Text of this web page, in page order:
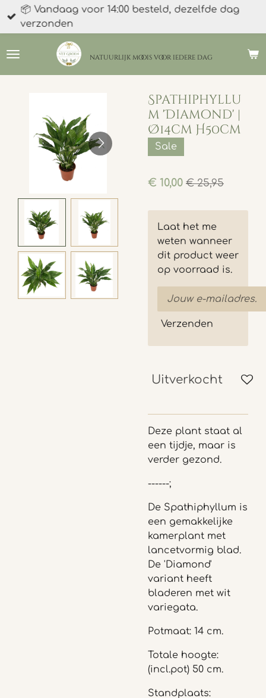
Ga
direct
de
natuurlijk moois voor iedere dag
📦 Vandaag voor 14:00 besteld, dezelfde dag
verzonden
Spathiphyllu
m 'Diamond' |
Ø14cm H50cm
Sale
€ 10,00 € 25,95
Laat het me
weten wanneer
dit product weer
op voorraad is.
Verzenden
Uitverkocht
Deze plant staat al
een tijdje, maar is
verder gezond.
------;
De Spathiphyllum is
een gemakkelijke
kamerplant met
lancetvormig blad.
De 'Diamond'
variant heeft
bladeren met wit
variegata.
Potmaat: 14 cm.
Totale hoogte:
(incl.pot) 50 cm.
Standplaats: